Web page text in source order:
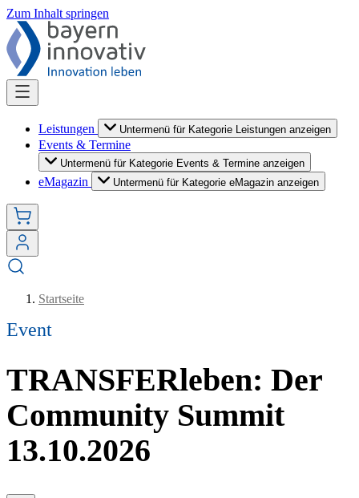
Zum Inhalt springen
Leistungen Untermenü für Kategorie Leistungen anzeigen
Events & Termine
Untermenü für Kategorie Events & Termine anzeigen
eMagazin Untermenü für Kategorie eMagazin anzeigen
Startseite
Event
TRANSFERleben: Der
Community Summit
13.10.2026